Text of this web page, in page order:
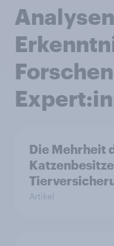
Die Mehrheit
Artikel